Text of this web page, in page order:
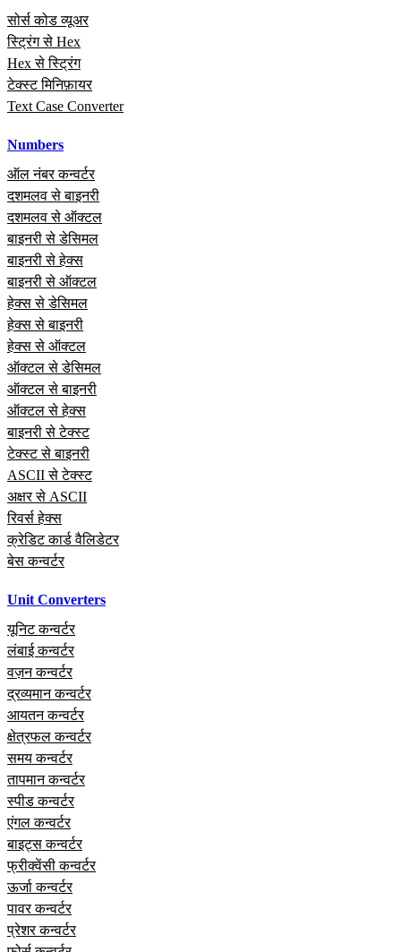
सोर्स कोड व्यूअर
स्ट्रिंग से Hex
Hex से स्ट्रिंग
टेक्स्ट मिनिफ़ायर
Text Case Converter
Numbers
ऑल नंबर कन्वर्टर
दशमलव से बाइनरी
दशमलव से ऑक्टल
बाइनरी से डेसिमल
बाइनरी से हेक्स
बाइनरी से ऑक्टल
हेक्स से डेसिमल
हेक्स से बाइनरी
हेक्स से ऑक्टल
ऑक्टल से डेसिमल
ऑक्टल से बाइनरी
ऑक्टल से हेक्स
बाइनरी से टेक्स्ट
टेक्स्ट से बाइनरी
ASCII से टेक्स्ट
अक्षर से ASCII
रिवर्स हेक्स
क्रेडिट कार्ड वैलिडेटर
बेस कन्वर्टर
Unit Converters
यूनिट कन्वर्टर
लंबाई कन्वर्टर
वज़न कन्वर्टर
द्रव्यमान कन्वर्टर
आयतन कन्वर्टर
क्षेत्रफल कन्वर्टर
समय कन्वर्टर
तापमान कन्वर्टर
स्पीड कन्वर्टर
एंगल कन्वर्टर
बाइट्स कन्वर्टर
फ्रीक्वेंसी कन्वर्टर
ऊर्जा कन्वर्टर
पावर कन्वर्टर
प्रेशर कन्वर्टर